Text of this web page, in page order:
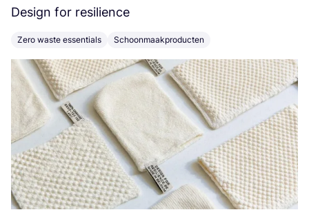
Design for resilience
Zero waste essentials Schoonmaakproducten